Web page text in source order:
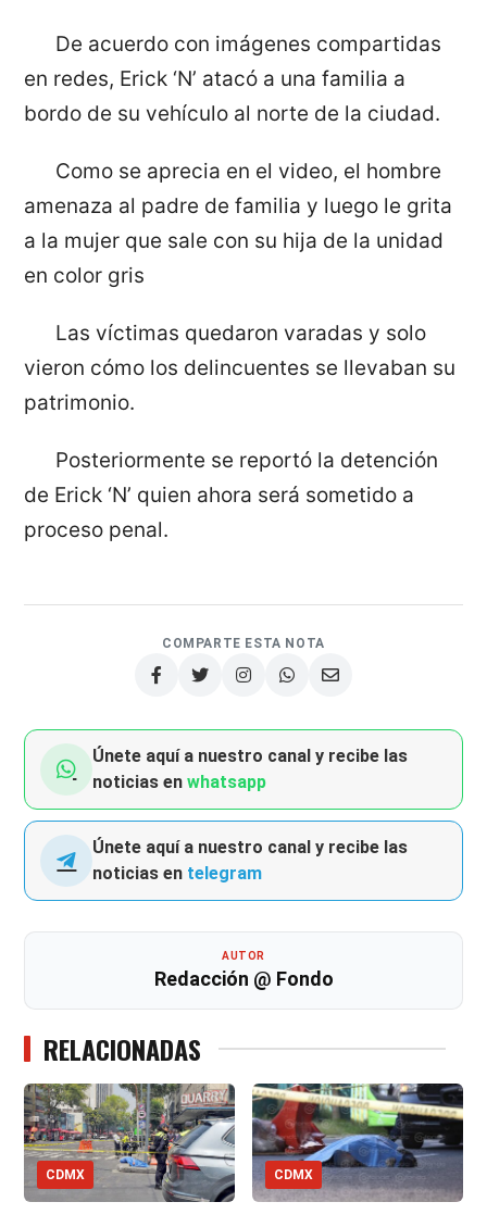
De acuerdo con imágenes compartidas
en redes, Erick ‘N’ atacó a una familia a
bordo de su vehículo al norte de la ciudad.
Como se aprecia en el video, el hombre
amenaza al padre de familia y luego le grita
a la mujer que sale con su hija de la unidad
en color gris
Las víctimas quedaron varadas y solo
vieron cómo los delincuentes se llevaban su
patrimonio.
Posteriormente se reportó la detención
de Erick ‘N’ quien ahora será sometido a
proceso penal.
COMPARTE ESTA NOTA
Únete aquí a nuestro canal y recibe las
noticias enwhatsapp
Únete aquí a nuestro canal y recibe las
noticias en telegram
AUTOR
Redacción @ Fondo
RELACIONADAS
CDMX CDMX